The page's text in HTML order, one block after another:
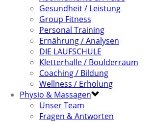
Gesundheit / Leistung
Group Fitness
Personal Training
Ernährung / Analysen
DIE LAUFSCHULE
Kletterhalle / Boulderraum
Coaching / Bildung
Wellness / Erholung
Physio & Massagen
Unser Team
Fragen & Antworten